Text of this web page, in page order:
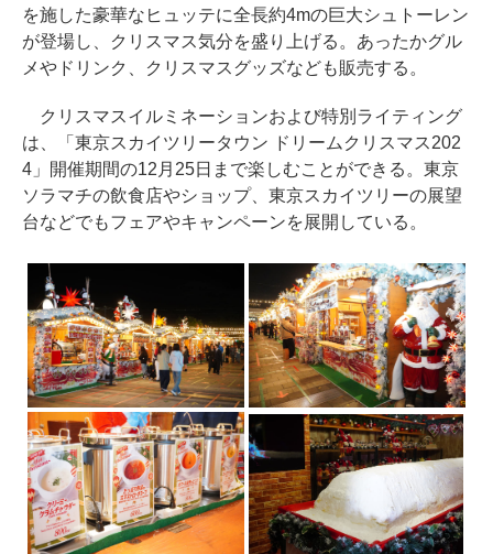
を施した豪華なヒュッテに全長約4mの巨大シュトーレン
が登場し、クリスマス気分を盛り上げる。あったかグル
メやドリンク、クリスマスグッズなども販売する。
クリスマスイルミネーションおよび特別ライティング
は、「東京スカイツリータウン ドリームクリスマス202
4」開催期間の12月25日まで楽しむことができる。東京
ソラマチの飲食店やショップ、東京スカイツリーの展望
台などでもフェアやキャンペーンを展開している。